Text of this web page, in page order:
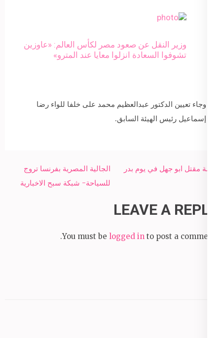
وزير النقل عن صعود مصر لكأس العالم: «عاوزين
تشوفوا السعادة انزلوا معايا عند المترو»
وجاء تعيين الدكتور عبدالعظيم محمد على خلفا للواء رضا
إسماعيل رئيس الهيئة السابق.
Post
الجالية المصرية بفرنسا تروج
للسياحة- شبكة سبح الاخبارية
قصة مقتل ابو جهل في يوم بدر
LEAVE A REPLY
You must be logged in to post a comment.